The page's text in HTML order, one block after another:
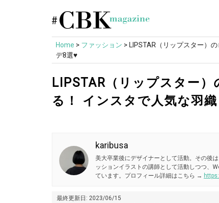
content
Home > ファッション >LIPSTAR（リップスター）
デ8選♥
LIPSTAR（リップスター
る！ インスタで人気な羽
karibusa
美大卒業後にデザイナーとして活動。その後
ッションイラストの講師として活動しつつ、
ています。プロフィール詳細はこちら →
最終更新日: 2023/06/15